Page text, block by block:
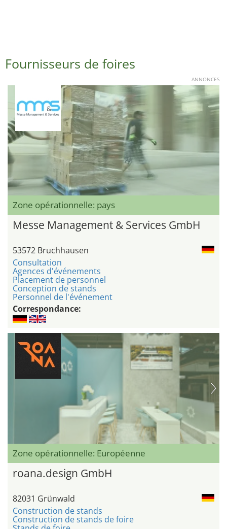
Fournisseurs de foires
ANNONCES
Zone opérationnelle: pays
Messe Management & Services GmbH
53572 Bruchhausen
Consultation
Agences d'événements
Placement de personnel
Conception de stands
Personnel de l'événement
Correspondance:
Zone opérationnelle: Européenne
roana.design GmbH
82031 Grünwald
Construction de stands
Construction de stands de foire